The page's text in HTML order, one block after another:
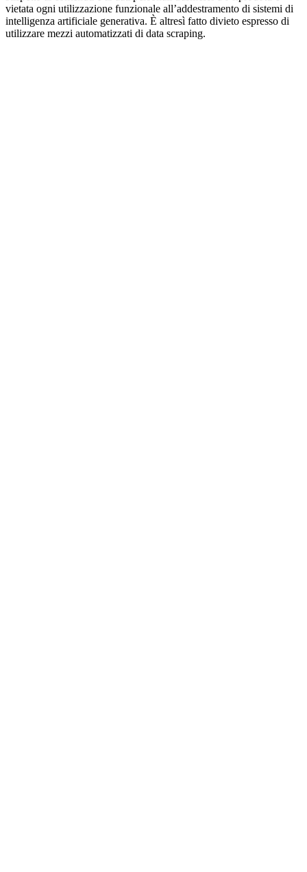
vietata ogni utilizzazione funzionale all’addestramento di sistemi di
intelligenza artificiale generativa. È altresì fatto divieto espresso di
utilizzare mezzi automatizzati di data scraping.